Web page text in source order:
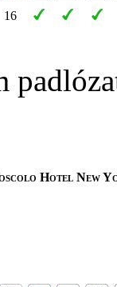
16
Hotel New